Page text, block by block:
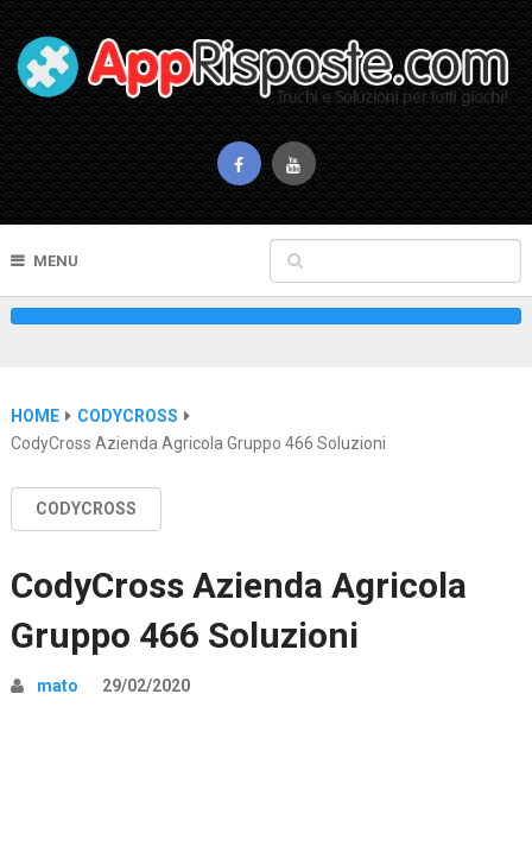
MENU
HOME
CODYCROSS
CodyCross Azienda Agricola Gruppo 466 Soluzioni
CODYCROSS
CodyCross Azienda Agricola
Gruppo 466 Soluzioni
mato 29/02/2020